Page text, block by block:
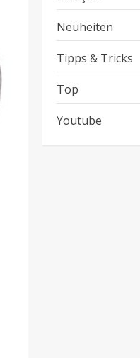
Neuheiten
Tipps & Tricks
Top
Youtube